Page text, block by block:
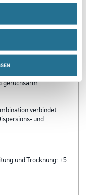
geruchsarm
verbindet
und
und Trocknung: +5